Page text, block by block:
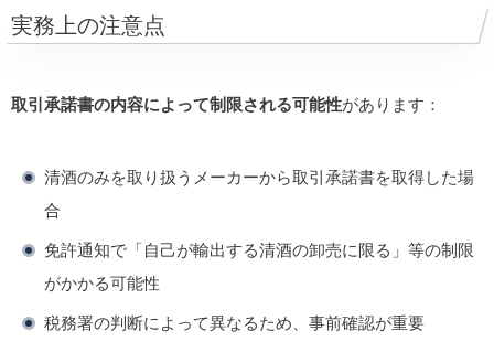
実務上の注意点
取引承諾書の内容によって制限される可能性があります：
清酒のみを取り扱うメーカーから取引承諾書を取得した場
合
免許通知で「自己が輸出する清酒の卸売に限る」等の制限
がかかる可能性
税務署の判断によって異なるため、事前確認が重要